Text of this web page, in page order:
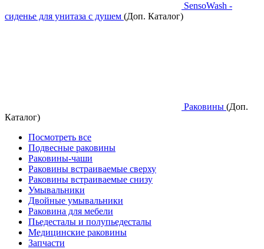
SensoWash -
сиденье для унитаза с душем (Доп. Каталог)
Раковины (Доп.
Каталог)
Посмотреть все
Подвесные раковины
Раковины-чаши
Раковины встраиваемые сверху
Раковины встраиваемые снизу
Умывальники
Двойные умывальники
Раковина для мебели
Пьедесталы и полупьедесталы
Медицинские раковины
Запчасти